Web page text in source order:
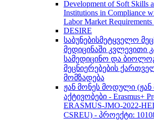
Development of Soft Skills
Institutions in Compliance
Labor Market
DESIRE
საბუნებისმეტყველო
მედიცინაში კვლევითი
სამედიცინო და
მეცნიერებების
მომზადება
ჟან მონეს მოდული (ჟან
აქტივობები - Erasmus+
ERASMUS-JMO-2022-
CSREU) - პროექტი: